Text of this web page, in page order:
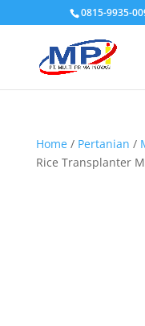
0815-9935-
Home/ Pertanian /
Rice Transplanter